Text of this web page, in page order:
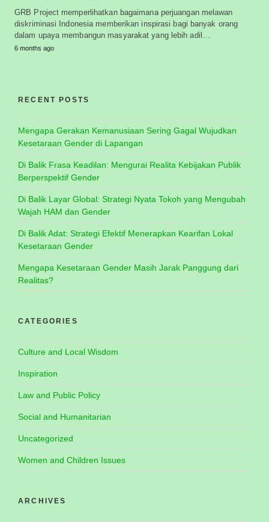
GRB Project memperlihatkan bagaimana perjuangan melawan
diskriminasi Indonesia memberikan inspirasi bagi banyak orang
dalam upaya membangun masyarakat yang lebih adil…
6 months ago
RECENT POSTS
Mengapa Gerakan Kemanusiaan Sering Gagal Wujudkan
Kesetaraan Gender di Lapangan
Di Balik Frasa Keadilan: Mengurai Realita Kebijakan Publik
Berperspektif Gender
Di Balik Layar Global: Strategi Nyata Tokoh yang Mengubah
Wajah HAM dan Gender
Di Balik Adat: Strategi Efektif Menerapkan Kearifan Lokal
Kesetaraan Gender
Mengapa Kesetaraan Gender Masih Jarak Panggung dari
Realitas?
CATEGORIES
Culture and Local Wisdom
Inspiration
Law and Public Policy
Social and Humanitarian
Uncategorized
Women and Children Issues
ARCHIVES